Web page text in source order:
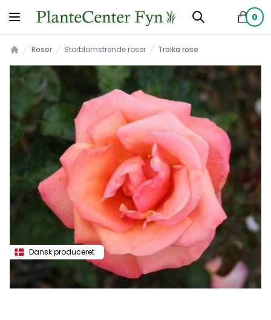
0
Roser Storblomstrende roser Troika rose
Dansk produceret